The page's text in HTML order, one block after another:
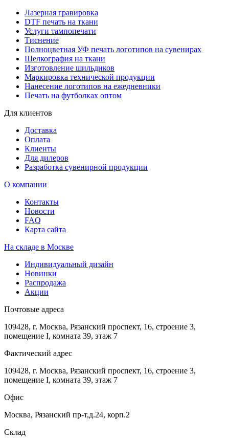
Лазерная гравировка
DTF печать на ткани
Услуги тампопечати
Тиснение
Полноцветная УФ печать логотипов на сувенирах
Шелкография на ткани
Изготовление шильдиков
Маркировка технической продукции
Нанесение логотипов на ежедневники
Печать на футболках оптом
Для клиентов
Доставка
Оплата
Клиенты
Для дилеров
Разработка сувенирной продукции
О компании
Контакты
Новости
FAQ
Карта сайта
На складе в Москве
Индивидуальный дизайн
Новинки
Распродажа
Акции
Почтовые адреса
109428, г. Москва, Рязанский проспект, 16, строение 3,
помещение I, комната 39, этаж 7
Фактический адрес
109428, г. Москва, Рязанский проспект, 16, строение 3,
помещение I, комната 39, этаж 7
Офис
Москва, Рязанский пр-т,д.24, корп.2
Склад